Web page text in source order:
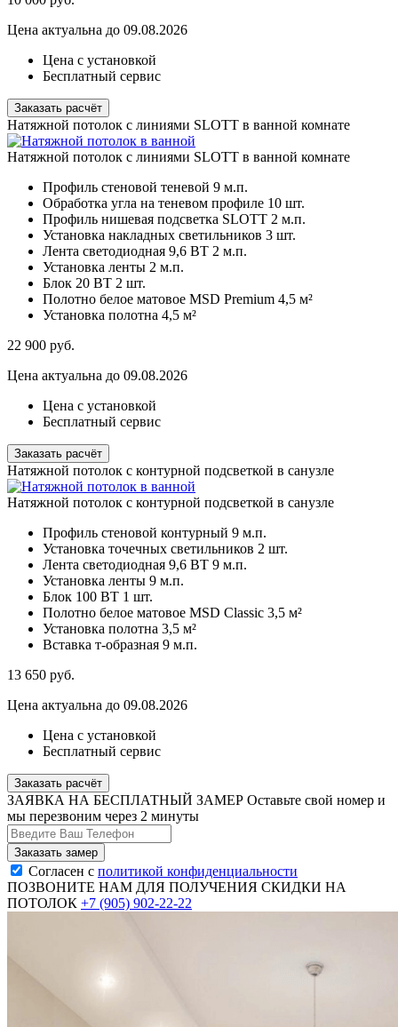
Цена актуальна до 09.08.2026
Цена с установкой
Бесплатный сервис
Заказать расчёт
Натяжной потолок с линиями SLOTT в ванной комнате
Натяжной потолок с линиями SLOTT в ванной комнате
Профиль стеновой теневой 9 м.п.
Обработка угла на теневом профиле 10 шт.
Профиль нишевая подсветка SLOTT 2 м.п.
Установка накладных светильников 3 шт.
Лента светодиодная 9,6 ВТ 2 м.п.
Установка ленты 2 м.п.
Блок 20 ВТ 2 шт.
Полотно белое матовое MSD Premium 4,5 м²
Установка полотна 4,5 м²
22 900 руб.
Цена актуальна до 09.08.2026
Цена с установкой
Бесплатный сервис
Заказать расчёт
Натяжной потолок с контурной подсветкой в санузле
Натяжной потолок с контурной подсветкой в санузле
Профиль стеновой контурный 9 м.п.
Установка точечных светильников 2 шт.
Лента светодиодная 9,6 ВТ 9 м.п.
Установка ленты 9 м.п.
Блок 100 ВТ 1 шт.
Полотно белое матовое MSD Classic 3,5 м²
Установка полотна 3,5 м²
Вставка т-образная 9 м.п.
13 650 руб.
Цена актуальна до 09.08.2026
Цена с установкой
Бесплатный сервис
Заказать расчёт
ЗАЯВКА НА БЕСПЛАТНЫЙ ЗАМЕР Оставьте свой номер и
мы перезвоним через 2 минуты
Согласен с политикой конфиденциальности
ПОЗВОНИТЕ НАМ ДЛЯ ПОЛУЧЕНИЯ СКИДКИ НА
ПОТОЛОК +7 (905) 902-22-22